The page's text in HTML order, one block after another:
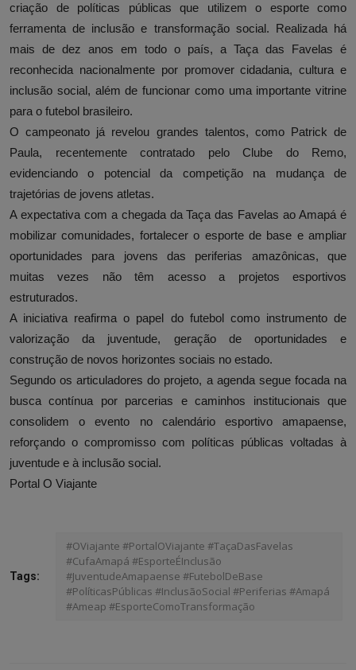
criação de políticas públicas que utilizem o esporte como
ferramenta de inclusão e transformação social. Realizada há
mais de dez anos em todo o país, a Taça das Favelas é
reconhecida nacionalmente por promover cidadania, cultura e
inclusão social, além de funcionar como uma importante vitrine
para o futebol brasileiro.
O campeonato já revelou grandes talentos, como Patrick de
Paula, recentemente contratado pelo Clube do Remo,
evidenciando o potencial da competição na mudança de
trajetórias de jovens atletas.
A expectativa com a chegada da Taça das Favelas ao Amapá é
mobilizar comunidades, fortalecer o esporte de base e ampliar
oportunidades para jovens das periferias amazônicas, que
muitas vezes não têm acesso a projetos esportivos
estruturados.
A iniciativa reafirma o papel do futebol como instrumento de
valorização da juventude, geração de oportunidades e
construção de novos horizontes sociais no estado.
Segundo os articuladores do projeto, a agenda segue focada na
busca contínua por parcerias e caminhos institucionais que
consolidem o evento no calendário esportivo amapaense,
reforçando o compromisso com políticas públicas voltadas à
juventude e à inclusão social.
Portal O Viajante
Tags:
#OViajante #PortalOViajante #TaçaDasFavelas
#CufaAmapá #EsporteÉInclusão
#JuventudeAmapaense #FutebolDeBase
#PolíticasPúblicas #InclusãoSocial #Periferias #Amapá
#Ameap #EsporteComoTransformação